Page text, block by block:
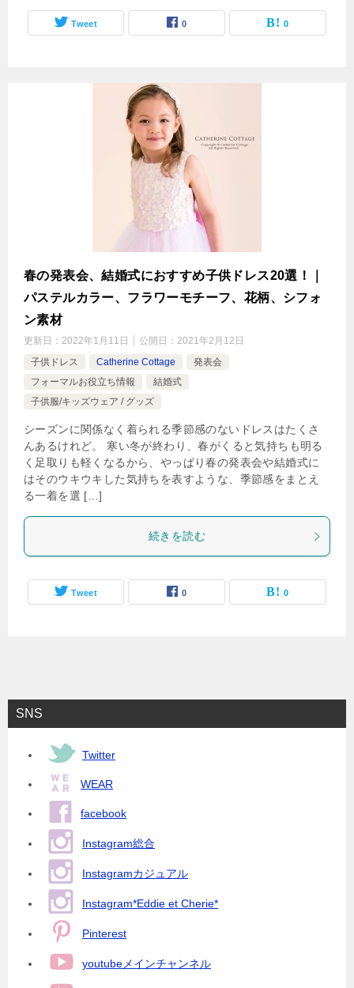
Tweet 0 0
春の発表会、結婚式におすすめ子供ドレス20選！｜
パステルカラー、フラワーモチーフ、花柄、シフォ
ン素材
更新日： 2022年1月11日 公開日： 2021年2月12日
子供ドレス
Catherine Cottage
発表会
フォーマルお役立ち情報
結婚式
子供服/キッズウェア / グッズ
シーズンに関係なく着られる季節感のないドレスはたくさ
んあるけれど。 寒い冬が終わり、春がくると気持ちも明る
く足取りも軽くなるから、やっぱり春の発表会や結婚式に
はそのウキウキした気持ちを表すような、季節感をまとえ
る一着を選 […]
続きを読む
Tweet 0 0
SNS
Twitter
WEAR
facebook
Instagram総合
Instagramカジュアル
Instagram*Eddie et Cherie*
Pinterest
youtubeメインチャンネル